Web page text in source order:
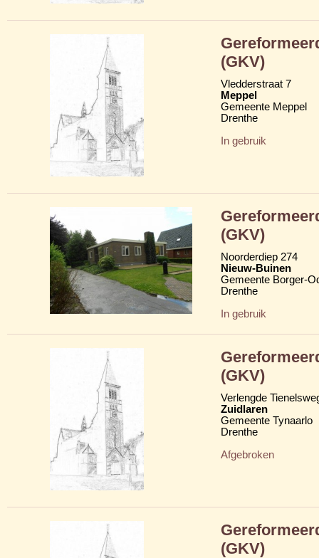
(GKV)
Vledderstraat 7
Meppel
Gemeente Meppel
Drenthe
In gebruik
(GKV)
Noorderdiep 274
Nieuw-Buinen
Gemeente Borger-
Drenthe
In gebruik
(GKV)
Verlengde
Zuidlaren
Gemeente Tynaarlo
Drenthe
Afgebroken
(GKV)